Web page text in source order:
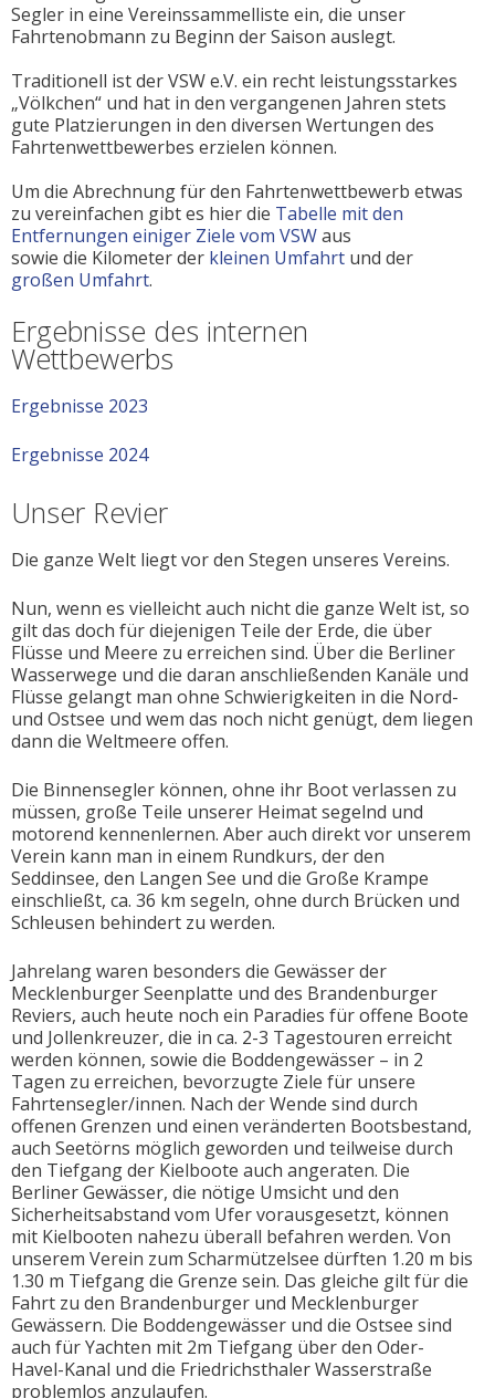
Segler in eine Vereinssammelliste ein, die unser
Fahrtenobmann zu Beginn der Saison auslegt.
Traditionell ist der VSW e.V. ein recht leistungsstarkes
„Völkchen“ und hat in den vergangenen Jahren stets
gute Platzierungen in den diversen Wertungen des
Fahrtenwettbewerbes erzielen können.
Um die Abrechnung für den Fahrtenwettbewerb etwas
zu vereinfachen gibt es hier die Tabelle mit den
Entfernungen einiger Ziele vom VSWaus
sowie die Kilometer der kleinen Umfahrt und der
großen Umfahrt.
Ergebnisse des internen
Wettbewerbs
Ergebnisse 2023
Ergebnisse 2024
Unser Revier
Die ganze Welt liegt vor den Stegen unseres Vereins.
Nun, wenn es vielleicht auch nicht die ganze Welt ist, so
gilt das doch für diejenigen Teile der Erde, die über
Flüsse und Meere zu erreichen sind. Über die Berliner
Wasserwege und die daran anschließenden Kanäle und
Flüsse gelangt man ohne Schwierigkeiten in die Nord-
und Ostsee und wem das noch nicht genügt, dem liegen
dann die Weltmeere offen.
Die Binnensegler können, ohne ihr Boot verlassen zu
müssen, große Teile unserer Heimat segelnd und
motorend kennenlernen. Aber auch direkt vor unserem
Verein kann man in einem Rundkurs, der den
Seddinsee, den Langen See und die Große Krampe
einschließt, ca. 36 km segeln, ohne durch Brücken und
Schleusen behindert zu werden.
Jahrelang waren besonders die Gewässer der
Mecklenburger Seenplatte und des Brandenburger
Reviers, auch heute noch ein Paradies für offene Boote
und Jollenkreuzer, die in ca. 2-3 Tagestouren erreicht
werden können, sowie die Boddengewässer – in 2
Tagen zu erreichen, bevorzugte Ziele für unsere
Fahrtensegler/innen. Nach der Wende sind durch
offenen Grenzen und einen veränderten Bootsbestand,
auch Seetörns möglich geworden und teilweise durch
den Tiefgang der Kielboote auch angeraten. Die
Berliner Gewässer, die nötige Umsicht und den
Sicherheitsabstand vom Ufer vorausgesetzt, können
mit Kielbooten nahezu überall befahren werden. Von
unserem Verein zum Scharmützelsee dürften 1.20 m bis
1.30 m Tiefgang die Grenze sein. Das gleiche gilt für die
Fahrt zu den Brandenburger und Mecklenburger
Gewässern. Die Boddengewässer und die Ostsee sind
auch für Yachten mit 2m Tiefgang über den Oder-
Havel-Kanal und die Friedrichsthaler Wasserstraße
problemlos anzulaufen.